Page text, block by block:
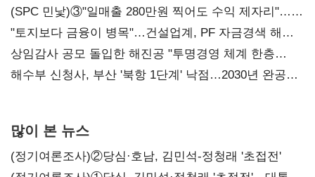
내정
(SPC 민낯)③"일매출 280만원 찍어도 수익 제자리"…
점주 울리는 '상시 할인'
"토지보다 금융이 병목"…건설업계, PF 자금경색 해소
목소리
상임감사 공모 돌입한 해진공 "투명경영 체계 한층
강화"
해수부 신청사, 부산 '북항 1단계' 낙점…2030년 완공
많이 본 뉴스
(정기여론조사)②당심·호남, 김민석-정청래 '초접전'